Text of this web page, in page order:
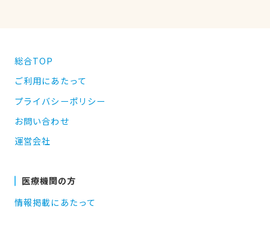
総合TOP
ご利用にあたって
プライバシーポリシー
お問い合わせ
運営会社
医療機関の方
情報掲載にあたって